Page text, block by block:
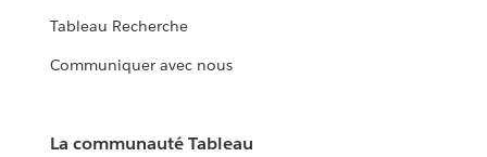
Tableau Recherche
Communiquer avec nous
La communauté Tableau